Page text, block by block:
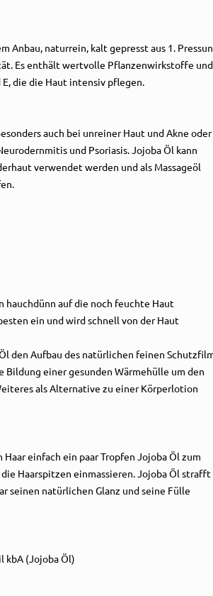
Anbau, naturrein, kalt gepresst aus 1.
Es enthält wertvolle Pflanzenwirkstoffe und
die die Haut intensiv pflegen.
auch bei unreiner Haut und Akne oder
und Psoriasis. Jojoba Öl kann
verwendet werden und als Massageöl
hauchdünn auf die noch feuchte Haut
ein und wird schnell von der Haut
den Aufbau des natürlichen feinen
Bildung einer gesunden Wärmehülle um den
als Alternative zu einer Körperlotion
einfach ein paar Tropfen Jojoba Öl zum
Haarspitzen einmassieren. Jojoba Öl strafft
seinen natürlichen Glanz und seine Fülle
kbA (Jojoba Öl)